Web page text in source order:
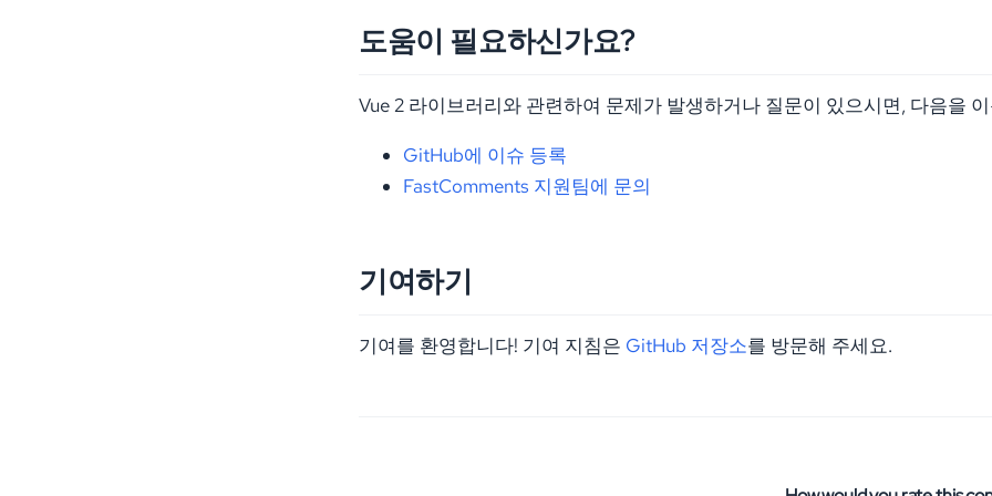
도움이 필요하신가요?
Vue 2 라이브러리와 관련하여 문제가 발생하거나 질문이 있으시면, 다음을
GitHub에 이슈 등록
FastComments 지원팀에 문의
기여하기
기여를 환영합니다! 기여 지침은 GitHub 저장소를 방문해 주세요.